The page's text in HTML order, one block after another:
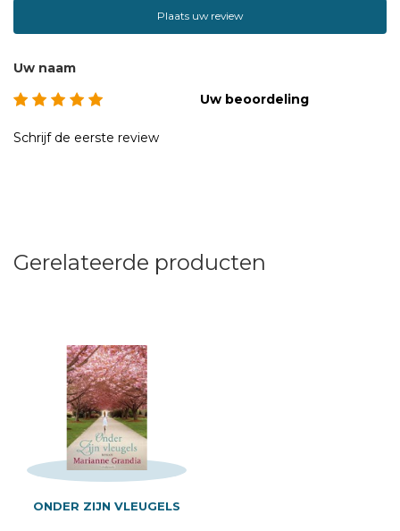
Plaats uw review
Uw naam
Uw beoordeling
Schrijf de eerste review
Gerelateerde producten
ONDER ZIJN VLEUGELS